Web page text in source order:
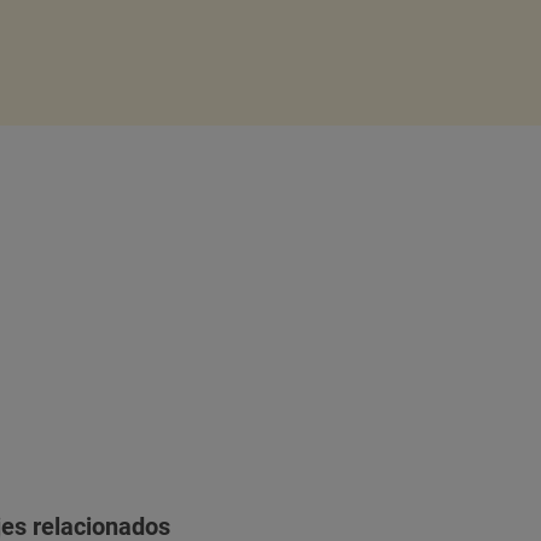
relacionados